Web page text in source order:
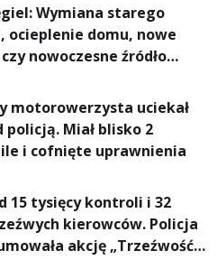
Wymiana starego
ocieplenie domu, nowe
nowoczesne źródło
za energię, lepszy
życia i... czystsze
motorowerzysta uciekał
policją. Miał blisko 2
i cofnięte uprawnienia
15 tysięcy kontroli i 32
kierowców. Policja
akcję „Trzeźwość”